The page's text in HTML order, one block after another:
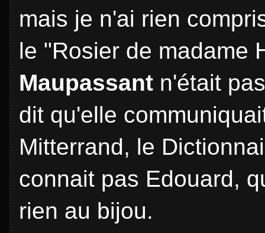
mais je n'ai rien
le "Rosier de madame
Maupassant n'était
dit qu'elle
Mitterrand, le
connait pas Edouard,
rien au bijou.